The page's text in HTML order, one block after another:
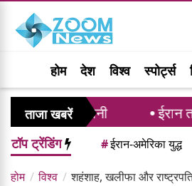
होम देश विश्व स्पोर्ट्स
ताजा खबरें ईरान तनाव के बीच
टॉप ट्रेंडिंग #ईरान-अमेरिका युद्ध
होम विश्व शहंशाह, खलीफा और